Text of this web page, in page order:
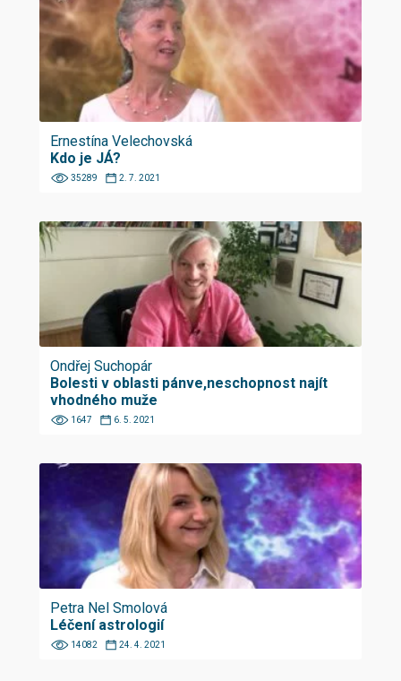
Ernestína Velechovská
Kdo je JÁ?
35289 2. 7. 2021
Ondřej Suchopár
Bolesti v oblasti pánve,neschopnost najít
vhodného muže
1647 6. 5. 2021
Petra Nel Smolová
Léčení astrologií
14082 24. 4. 2021